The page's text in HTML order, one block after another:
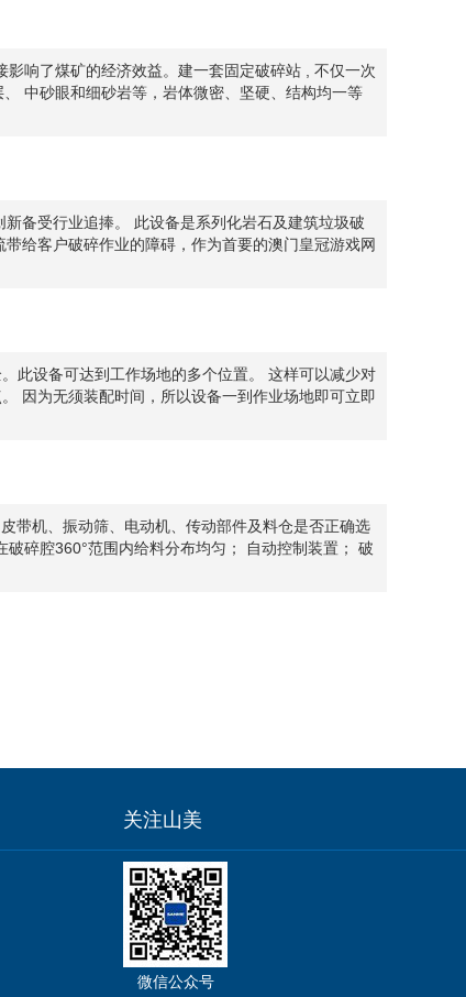
响了煤矿的经济效益。建一套固定破碎站 , 不仅一次
中砂眼和细砂岩等，岩体微密、坚硬、结构均一等
备受行业追捧。 此设备是系列化岩石及建筑垃圾破
给客户破碎作业的障碍，作为首要的澳门皇冠游戏网
此设备可达到工作场地的多个位置。 这样可以减少对
因为无须装配时间，所以设备一到作业场地即可立即
带机、振动筛、电动机、传动部件及料仓是否正确选
碎腔360°范围内给料分布均匀； 自动控制装置； 破
关注山美
微信公众号